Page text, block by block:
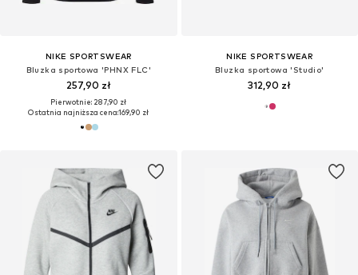
NIKE SPORTSWEAR
Bluzka sportowa 'PHNX FLC'
257,90 zł
Pierwotnie: 287,90 zł
Ostatnia najniższa cena:169,90 zł
NIKE SPORTSWEAR
Bluzka sportowa 'Studio'
312,90 zł